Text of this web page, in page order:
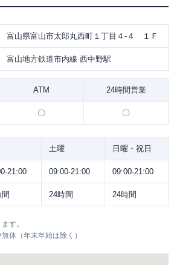
富山県富山市太郎丸西町１丁目４-４ １Ｆ
富山地方鉄道市内線 西中野駅
ATM 24時間営業
〇 〇
土曜 日曜・祝日
21:00 09:00-21:00 09:00-21:00
24時間 24時間
す。
休（年末年始は除く）